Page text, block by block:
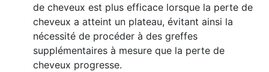
de cheveux est plus efficace lorsque la perte de
cheveux a atteint un plateau, évitant ainsi la
nécessité de procéder à des greffes
supplémentaires à mesure que la perte de
cheveux progresse.